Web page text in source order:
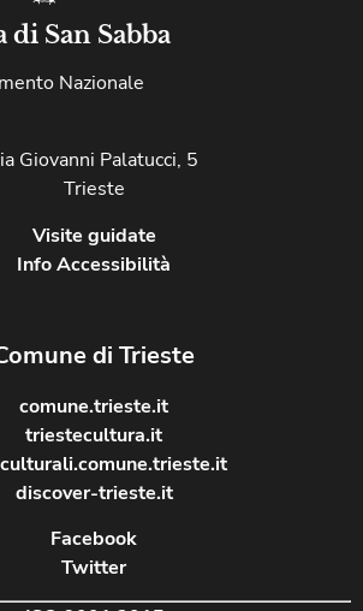
di San Sabba
Nazionale
Giovanni Palatucci, 5
Trieste
Visite guidate
Info Accessibilità
di Trieste
comune.trieste.it
triestecultura.it
discover-trieste.it
Facebook
Twitter